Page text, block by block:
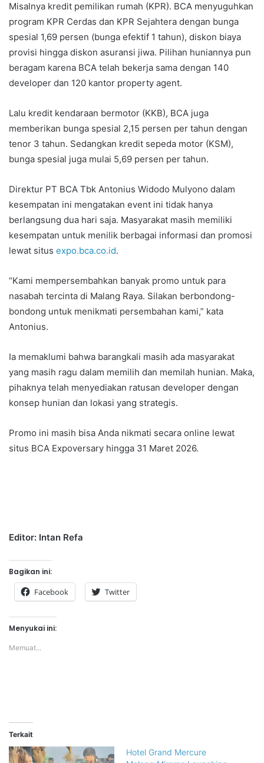
Misalnya kredit pemilikan rumah (KPR). BCA menyuguhkan
program KPR Cerdas dan KPR Sejahtera dengan bunga
spesial 1,69 persen (bunga efektif 1 tahun), diskon biaya
provisi hingga diskon asuransi jiwa. Pilihan huniannya pun
beragam karena BCA telah bekerja sama dengan 140
developer dan 120 kantor property agent.
Lalu kredit kendaraan bermotor (KKB), BCA juga
memberikan bunga spesial 2,15 persen per tahun dengan
tenor 3 tahun. Sedangkan kredit sepeda motor (KSM),
bunga spesial juga mulai 5,69 persen per tahun.
Direktur PT BCA Tbk Antonius Widodo Mulyono dalam
kesempatan ini mengatakan event ini tidak hanya
berlangsung dua hari saja. Masyarakat masih memiliki
kesempatan untuk menilik berbagai informasi dan promosi
lewat situs expo.bca.co.id.
“Kami mempersembahkan banyak promo untuk para
nasabah tercinta di Malang Raya. Silakan berbondong-
bondong untuk menikmati persembahan kami,” kata
Antonius.
Ia memaklumi bahwa barangkali masih ada masyarakat
yang masih ragu dalam memilih dan memilah hunian. Maka,
pihaknya telah menyediakan ratusan developer dengan
konsep hunian dan lokasi yang strategis.
Promo ini masih bisa Anda nikmati secara online lewat
situs BCA Expoversary hingga 31 Maret 2026.
Editor: Intan Refa
Bagikan ini:
Facebook Twitter
Menyukai ini:
Memuat...
Terkait
Hotel Grand Mercure